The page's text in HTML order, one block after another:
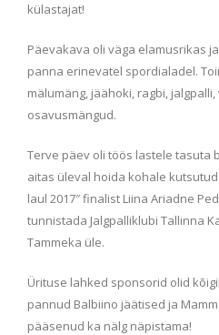
külastajat!
Päevakava oli väga elamusrikas
panna erinevatel spordialadel.
mälumäng, jäähoki, ragbi,
osavusmängud.
Terve päev oli töös lastele tasuta
aitas üleval hoida kohale
laul 2017″finalist Liina Ariadne
tunnistada Jalgpalliklubi Tallinna
Tammeka üle.
Ürituse lahked sponsorid olid
pannud Balbiino jäätised ja
pääsenud ka nälg näpistama!